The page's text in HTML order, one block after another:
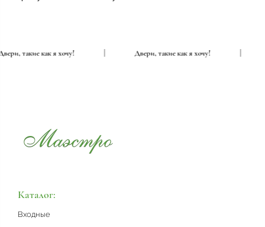
Двери, такие как я хочу! Двери, такие как я хочу!
Каталог:
Входные